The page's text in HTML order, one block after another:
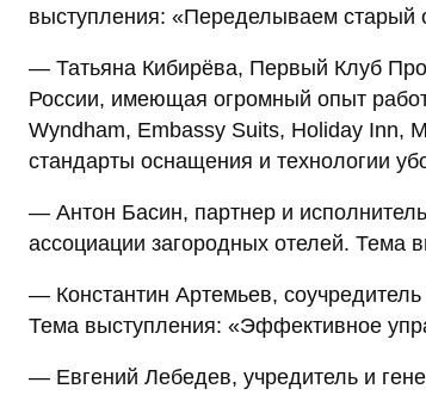
выступления: «Переделываем старый
— Татьяна Кибирёва, Первый Клуб
России, имеющая огромный опыт
Wyndham, Embassy Suits, Holiday Inn,
стандарты оснащения и технологии
— Антон Басин, партнер и
ассоциации загородных отелей. Тема
— Константин Артемьев,
Тема выступления: «Эффективное
— Евгений Лебедев, учредитель и